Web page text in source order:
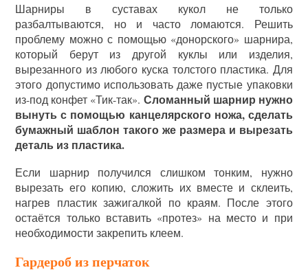
Шарниры в суставах кукол не только
разбалтываются, но и часто ломаются. Решить
проблему можно с помощью «донорского» шарнира,
который берут из другой куклы или изделия,
вырезанного из любого куска толстого пластика. Для
этого допустимо использовать даже пустые упаковки
из-под конфет «Тик-так». Сломанный шарнир нужно
вынуть с помощью канцелярского ножа, сделать
бумажный шаблон такого же размера и вырезать
деталь из пластика.
Если шарнир получился слишком тонким, нужно
вырезать его копию, сложить их вместе и склеить,
нагрев пластик зажигалкой по краям. После этого
остаётся только вставить «протез» на место и при
необходимости закрепить клеем.
Гардероб из перчаток